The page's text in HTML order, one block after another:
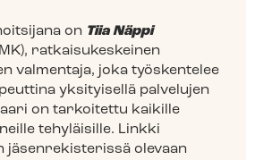
on Tiia Näppi
ratkaisukeskeinen
valmentaja, joka työskentelee
yksityisellä palvelujen
on tarkoitettu kaikille
tehyläisille. Linkki
jäsenrekisterissä olevaan